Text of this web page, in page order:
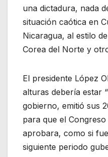
una dictadura, nada
situación caótica en
Nicaragua, al estilo
Corea del Norte y
El presidente López
alturas debería estar
gobierno, emitió sus
para que el
aprobara, como si
siguiente periodo